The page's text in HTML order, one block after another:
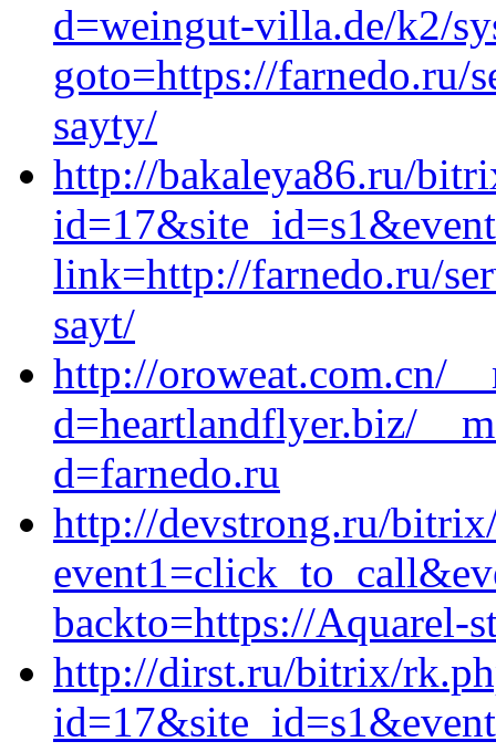
d=weingut-villa.de/k2/
goto=https://farnedo.ru/
sayty/
http://bakaleya86.ru/
link=http://farnedo.ru/
sayt/
http://oroweat.com.cn/
d=heartlandflyer.biz/
d=farnedo.ru
http://devstrong.ru/
backto=https://Aquarel-
http://dirst.ru/bitrix/